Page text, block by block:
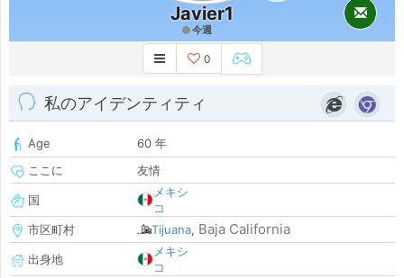
Javier1
今週
0
私のアイデンティティ
Age
60 年
ここに
友情
国
メキシ
コ
市区町村
Tijuana, Baja California
出身地
メキシ
コ